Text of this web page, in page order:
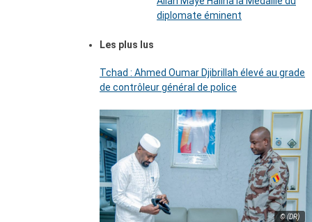
diplomate éminent
Les plus lus
Tchad : Ahmed Oumar Djibrillah élevé au grade
de contrôleur général de police
© (DR)